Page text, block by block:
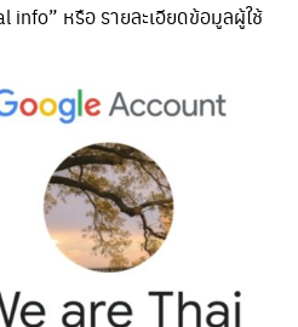
info” หรือ รายละเอียดข้อมูลผู้ใช้